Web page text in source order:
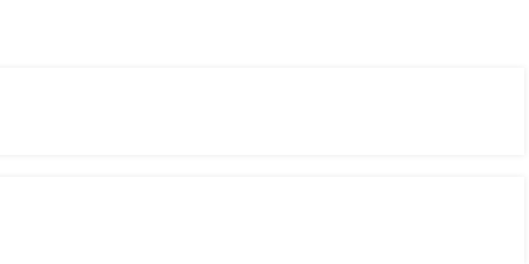
complicações.
do mercado.
e dApps.